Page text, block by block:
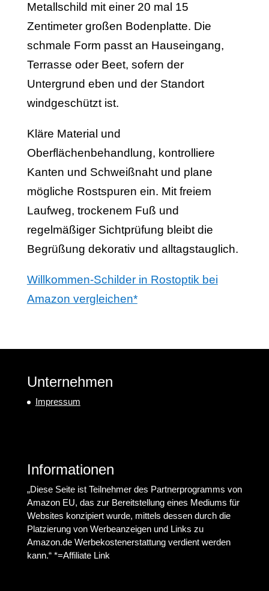
Metallschild mit einer 20 mal 15
Zentimeter großen Bodenplatte. Die
schmale Form passt an Hauseingang,
Terrasse oder Beet, sofern der
Untergrund eben und der Standort
windgeschützt ist.
Kläre Material und
Oberflächenbehandlung, kontrolliere
Kanten und Schweißnaht und plane
mögliche Rostspuren ein. Mit freiem
Laufweg, trockenem Fuß und
regelmäßiger Sichtprüfung bleibt die
Begrüßung dekorativ und alltagstauglich.
Willkommen-Schilder in Rostoptik bei
Amazon vergleichen*
Unternehmen
Impressum
Informationen
„Diese Seite ist Teilnehmer des Partnerprogramms von
Amazon EU, das zur Bereitstellung eines Mediums für
Websites konzipiert wurde, mittels dessen durch die
Platzierung von Werbeanzeigen und Links zu
Amazon.de Werbekostenerstattung verdient werden
kann.“ *=Affiliate Link